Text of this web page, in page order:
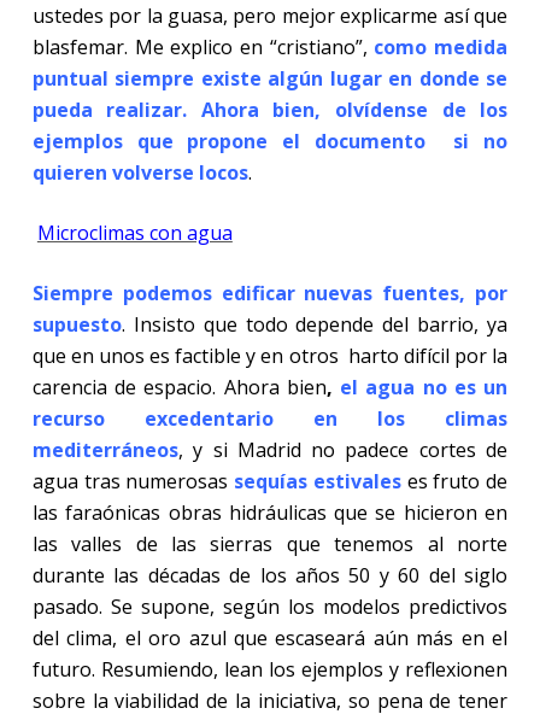
ustedes por la guasa, pero mejor explicarme así que
blasfemar. Me explico en “cristiano”, como medida
puntual siempre existe algún lugar en donde se
pueda realizar. Ahora bien, olvídense de los
ejemplos que propone el documento si no
quieren volverse locos.
Microclimas con agua
Siempre podemos edificar nuevas fuentes, por
supuesto. Insisto que todo depende del barrio, ya
que en unos es factible y en otros harto difícil por la
carencia de espacio. Ahora bien, el agua no es un
recurso excedentario en los climas
mediterráneos, y si Madrid no padece cortes de
agua tras numerosas sequías estivales es fruto de
las faraónicas obras hidráulicas que se hicieron en
las valles de las sierras que tenemos al norte
durante las décadas de los años 50 y 60 del siglo
pasado. Se supone, según los modelos predictivos
del clima, el oro azul que escaseará aún más en el
futuro. Resumiendo, lean los ejemplos y reflexionen
sobre la viabilidad de la iniciativa, so pena de tener